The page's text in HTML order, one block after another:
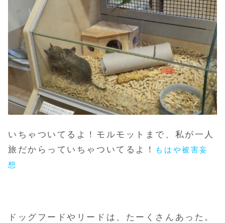
いちゃついてるよ！モルモットまで、私が一人
旅だからっていちゃついてるよ！
もはや被害妄
想
ドッグフードやリードは、たーくさんあった。